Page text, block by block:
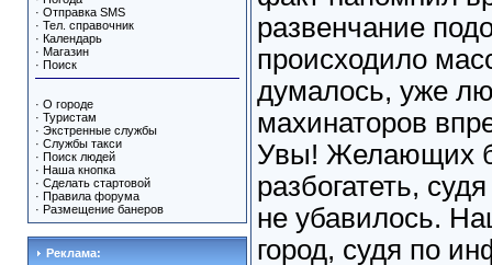
· Отправка SMS
· Тел. справочник
· Календарь
· Магазин
· Поиск
· О городе
· Туристам
· Экстренные службы
· Службы такси
· Поиск людей
· Наша кнопка
· Сделать стартовой
· Правила форума
· Размещение банеров
Реклама:
развенчание
происходило
думалось, уже
махинаторов
Увы! Желающих
разбогатеть,
не убавилось.
город, судя по